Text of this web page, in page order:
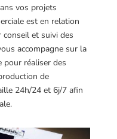
vos projets
est en relation
et suivi des
accompagne sur la
pour réaliser des
de
24h/24 et 6j/7 afin